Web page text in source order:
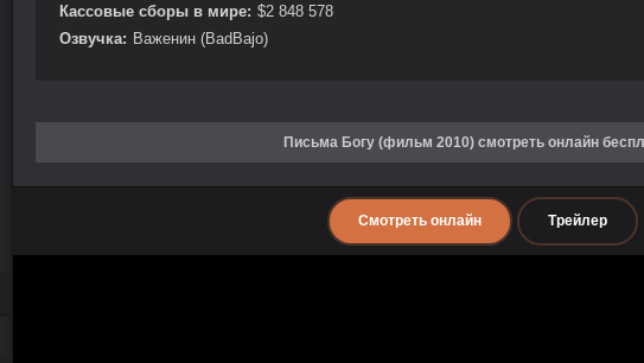
Кассовые сборы в мире: $2 848 578
Озвучка: Важенин (BadBajo)
Письма Богу (фильм 2010) смотреть онлайн
Смотреть онлайн Трейлер